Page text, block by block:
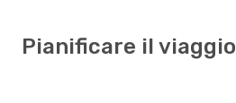
Pianificare il viaggio